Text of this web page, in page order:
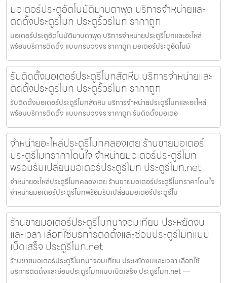
มอเตอร์ประตูอัตโนมัติมาบตาพุด บริการจำหน่ายและ
ติดตั้งประตูรีโมท ประตูรั้วรีโมท ราคาถูก
มอเตอร์ประตูอัตโนมัติมาบตาพุด บริการจำหน่ายประตูรีโมทและอะไหล่
พร้อมบริการติดตั้ง แบบครบวงจร ราคาถูก มอเตอร์ประตูอัตโนมั
รับติดตั้งมอเตอร์ประตูรีโมทสัตหีบ บริการจำหน่ายและ
ติดตั้งประตูรีโมท ประตูรั้วรีโมท ราคาถูก
รับติดตั้งมอเตอร์ประตูรีโมทสัตหีบ บริการจำหน่ายประตูรีโมทและอะไหล่
พร้อมบริการติดตั้ง แบบครบวงจร ราคาถูก รับติดตั้งมอเตอ
จำหน่ายอะไหล่ประตูรีโมทคลองเตย ร้านขายมอเตอร์
ประตูรีโมทราคาโดนใจ จำหน่ายมอเตอร์ประตูรีโมท
พร้อมรับเปลี่ยนมอเตอร์ประตูรีโมท ประตูรีโมท.net
จำหน่ายอะไหล่ประตูรีโมทคลองเตย ร้านขายมอเตอร์ประตูรีโมทราคาโดนใจ
จำหน่ายมอเตอร์ประตูรีโมทพร้อมรับเปลี่ยนมอเตอร์ประตูรีโม
ร้านขายมอเตอร์ประตูรีโมทนาจอมเทียน ประหยัดงบ
และเวลา เลือกใช้บริการติดตั้งและซ่อมประตูรีโมทแบบ
เบ็ดเสร็จ ประตูรีโมท.net
ร้านขายมอเตอร์ประตูรีโมทนาจอมเทียน ประหยัดงบและเวลา เลือกใช้
บริการติดตั้งและซ่อมประตูรีโมทแบบเบ็ดเสร็จ ประตูรีโมท.net —